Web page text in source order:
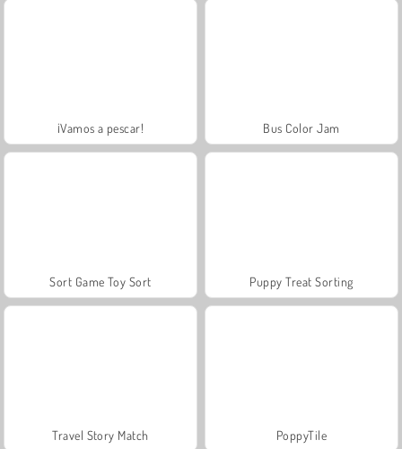
¡Vamos a pescar! Bus Color Jam
Sort Game Toy Sort Puppy Treat Sorting
Travel Story Match PoppyTile